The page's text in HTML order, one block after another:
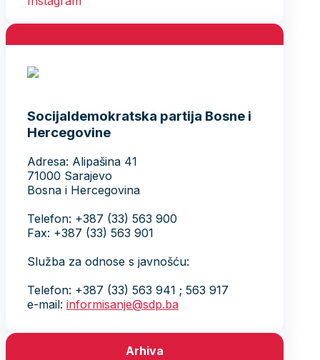
Socijaldemokratska partija Bosne i
Hercegovine
Adresa: Alipašina 41
71000 Sarajevo
Bosna i Hercegovina
Telefon: +387 (33) 563 900
Fax: +387 (33) 563 901
Služba za odnose s javnošću:
Telefon: +387 (33) 563 941 ; 563 917
e-mail: informisanje@sdp.ba
Arhiva